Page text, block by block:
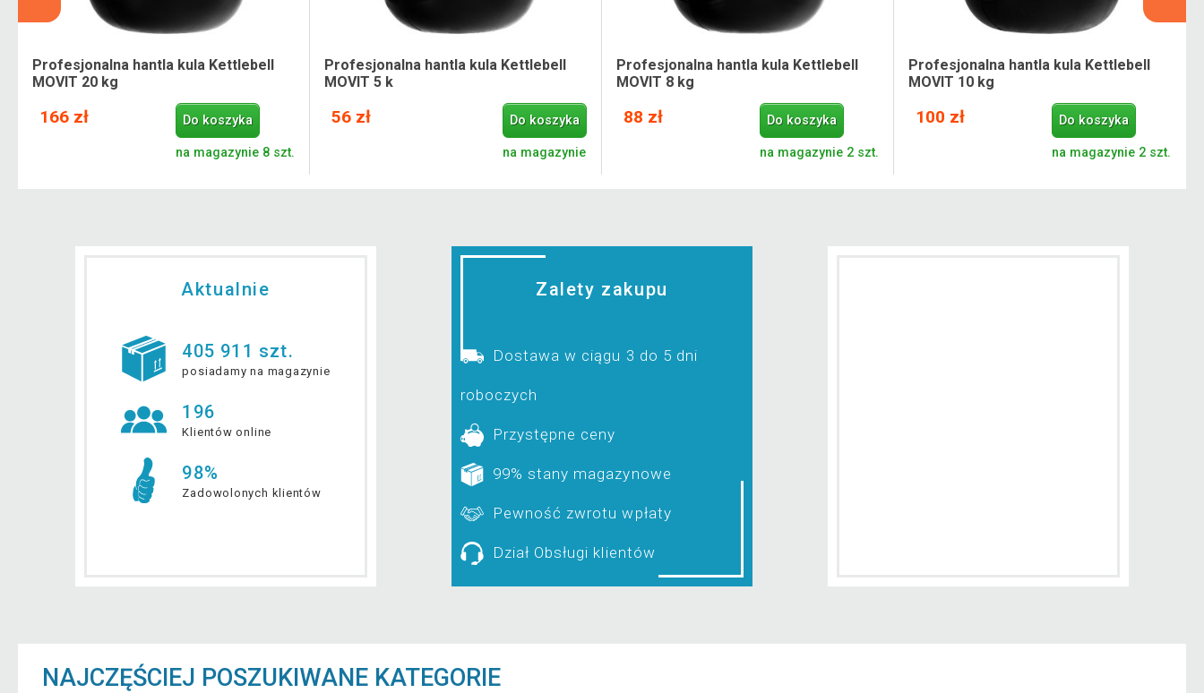
Profesjonalna hantla kula Kettlebell
MOVIT 20 kg
166 zł Do koszyka
na magazynie 8 szt.
Profesjonalna hantla kula Kettlebell
MOVIT 5 k
56 zł Do koszyka
na magazynie
Profesjonalna hantla kula Kettlebell
MOVIT 8 kg
88 zł Do koszyka
na magazynie 2 szt.
Profesjonalna hantla kula Kettlebell
MOVIT 10 kg
100 zł Do koszyka
na magazynie 2 szt.
Aktualnie
405 911 szt.
posiadamy na magazynie
196
Klientów online
98%
Zadowolonych klientów
Zalety zakupu
Dostawa w ciągu 3 do 5 dni
roboczych
Przystępne ceny
99% stany magazynowe
Pewność zwrotu wpłaty
Dział Obsługi klientów
NAJCZĘŚCIEJ POSZUKIWANE KATEGORIE